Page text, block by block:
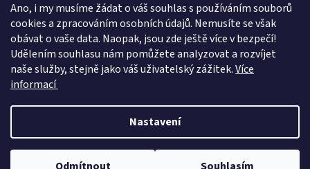
Ano, i my musíme žádat o váš souhlas s používáním souborů
cookies a zpracováním osobních údajů. Nemusíte se však
obávat o vaše data. Naopak, jsou zde ještě více v bezpečí!
Udělením souhlasu nám pomůžete analyzovat a rozvíjet
naše služby, stejně jako váš uživatelský zážitek.Více
informací
Nastavení
info@d-klima.cz
+420 517 357 288
Copyright 2026Potrubi.cz. Všechna práva vyhrazena.Upravit